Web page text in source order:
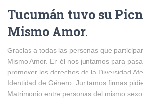
Tucumán tuvo su
Mismo Amor.
Gracias a todas las personas que
Mismo Amor. En él nos juntamos para
promover los derechos de la Diversidad
Identidad de Género. Juntamos firmas
Matrimonio entre personas del mismo